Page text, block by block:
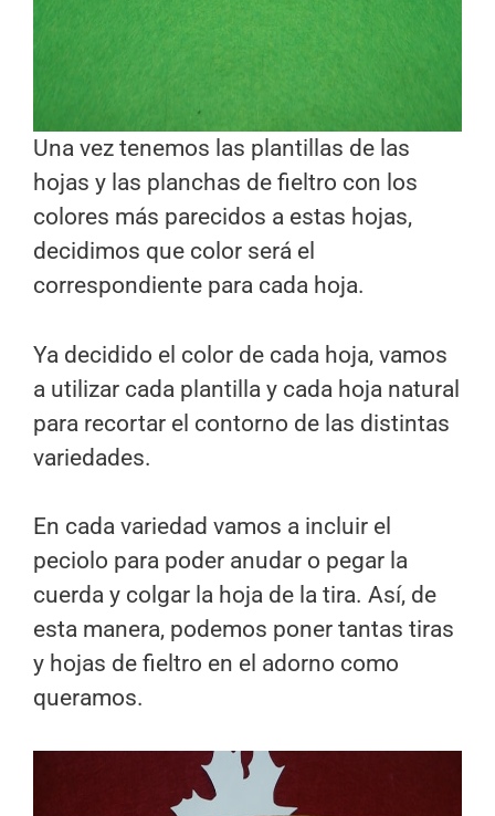
Una vez tenemos las plantillas de las
hojas y las planchas de fieltro con los
colores más parecidos a estas hojas,
decidimos que color será el
correspondiente para cada hoja.
Ya decidido el color de cada hoja, vamos
a utilizar cada plantilla y cada hoja natural
para recortar el contorno de las distintas
variedades.
En cada variedad vamos a incluir el
peciolo para poder anudar o pegar la
cuerda y colgar la hoja de la tira. Así, de
esta manera, podemos poner tantas tiras
y hojas de fieltro en el adorno como
queramos.